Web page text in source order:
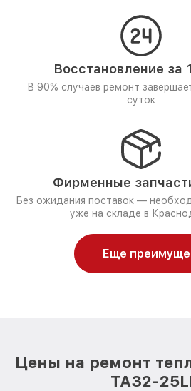
Восстановление за
В 90% случаев ремонт
суток
Фирменные
Без ожидания поставок —
уже на складе в
Еще
Цены на ремонт
TA32-